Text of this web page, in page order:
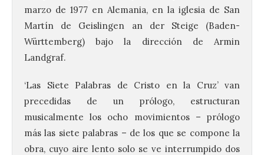
marzo de 1977 en Alemania, en la iglesia de San
Martín de Geislingen an der Steige (Baden-
Württemberg) bajo la dirección de Armin
Landgraf.
‘Las Siete Palabras de Cristo en la Cruz’ van
precedidas de un prólogo, estructuran
musicalmente los ocho movimientos – prólogo
más las siete palabras – de los que se compone la
obra, cuyo aire lento solo se ve interrumpido dos
El Ayuntamiento de La
Bañeza presenta el
una cita con la música de
los 80 y 90 para el 16 de
agosto en la Plaza Mayor.
6 Ago 2026